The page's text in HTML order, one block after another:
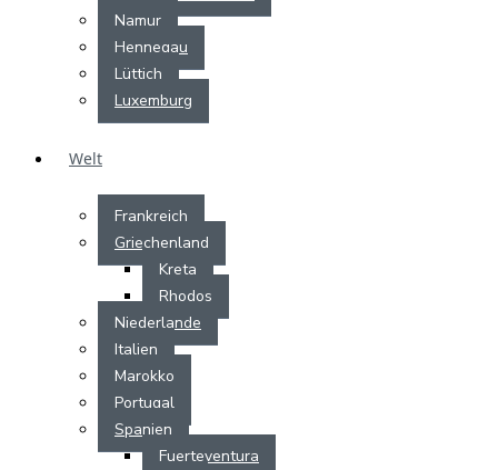
Namur
Hennegau
Lüttich
Luxemburg
Welt
Frankreich
Griechenland
Kreta
Rhodos
Niederlande
Italien
Marokko
Portugal
Spanien
Fuerteventura